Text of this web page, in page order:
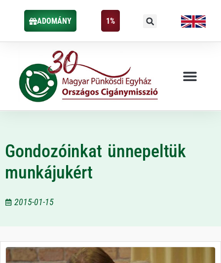
ADOMÁNY 1%
Gondozóinkat ünnepeltük
munkájukért
2015-01-15